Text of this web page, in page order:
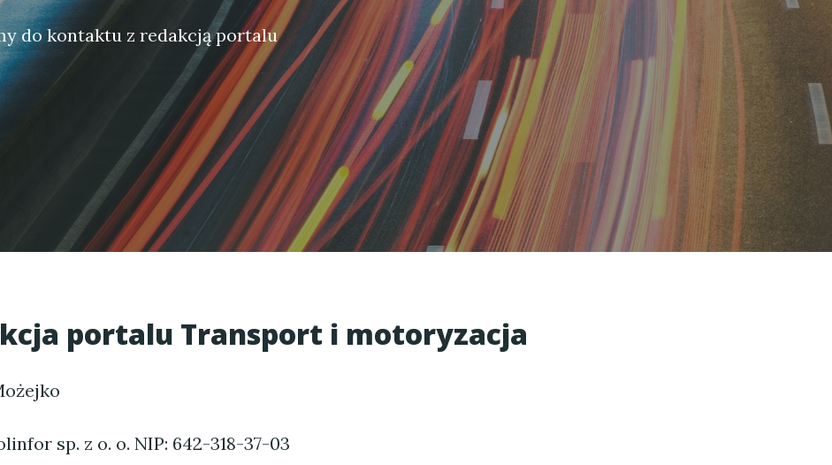
do kontaktu z redakcją portalu
portalu Transport i motoryzacja
sp. z o. o. NIP: 642-318-37-03